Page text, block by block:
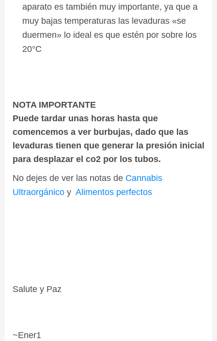
aparato es también muy importante, ya que a
muy bajas temperaturas las levaduras «se
duermen» lo ideal es que estén por sobre los
20°C
NOTA IMPORTANTE
Puede tardar unas horas hasta que
comencemos a ver burbujas, dado que las
levaduras tienen que generar la presión inicial
para desplazar el co2 por los tubos.
No dejes de ver las notas de Cannabis
Ultraorgánico y Alimentos perfectos
Salute y Paz
~Ener1